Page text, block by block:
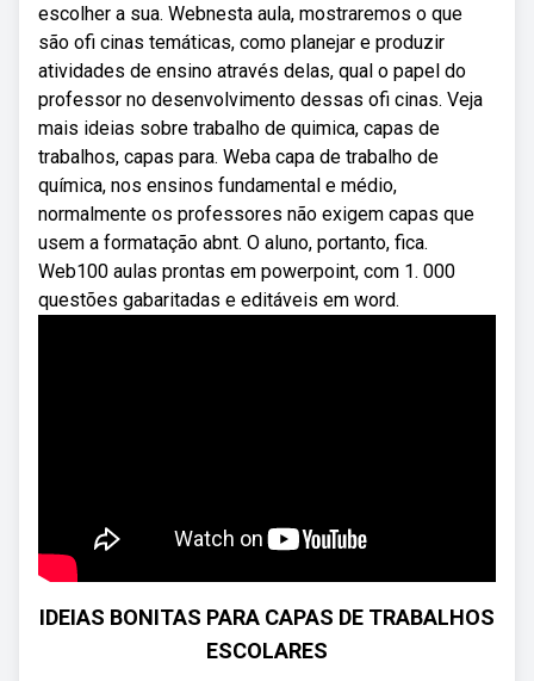
escolher a sua. Webnesta aula, mostraremos o que
são ofi cinas temáticas, como planejar e produzir
atividades de ensino através delas, qual o papel do
professor no desenvolvimento dessas ofi cinas. Veja
mais ideias sobre trabalho de quimica, capas de
trabalhos, capas para. Weba capa de trabalho de
química, nos ensinos fundamental e médio,
normalmente os professores não exigem capas que
usem a formatação abnt. O aluno, portanto, fica.
Web100 aulas prontas em powerpoint, com 1. 000
questões gabaritadas e editáveis em word.
IDEIAS BONITAS PARA CAPAS DE TRABALHOS
ESCOLARES